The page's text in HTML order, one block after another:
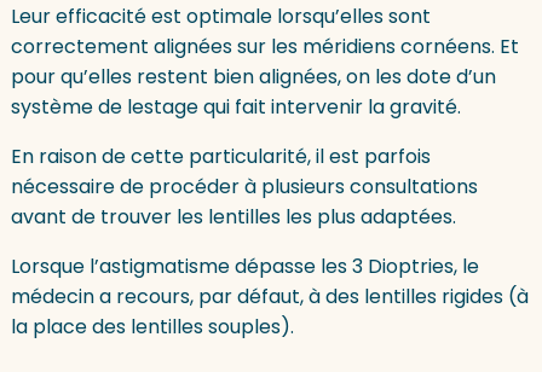
Leur efficacité est optimale lorsqu’elles sont
correctement alignées sur les méridiens cornéens. Et
pour qu’elles restent bien alignées, on les dote d’un
système de lestage qui fait intervenir la gravité.
En raison de cette particularité, il est parfois
nécessaire de procéder à plusieurs consultations
avant de trouver les lentilles les plus adaptées.
Lorsque l’astigmatisme dépasse les 3 Dioptries, le
médecin a recours, par défaut, à des lentilles rigides (à
la place des lentilles souples).